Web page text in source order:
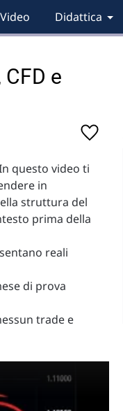
Video Didattica
e
questo video ti
in
struttura del
prima della
reali
di prova
trade e